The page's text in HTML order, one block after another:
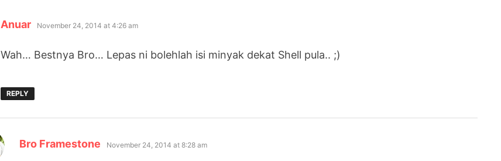
Anuar says:
November 24, 2014 at 4:26 am
Wah… Bestnya Bro… Lepas ni bolehlah isi minyak dekat Shell pula.. ;)
REPLY
Bro Framestone says:
November 24, 2014 at 8:28 am